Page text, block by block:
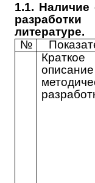
1.1. Наличие
литературе.
№
Краткое
описание